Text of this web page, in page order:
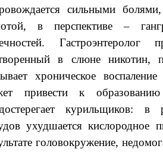
сильными
в перспективе –
Гастроэнтеролог
в слюне никотин,
хроническое
привести к
курильщиков: в
ухудшается кислородное
головокружение,